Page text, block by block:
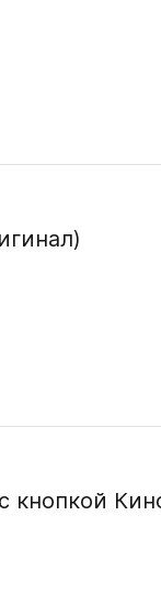
кнопкой